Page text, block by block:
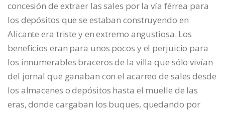
concesión de extraer las sales por la vía férrea para
los depósitos que se estaban construyendo en
Alicante era triste y en extremo angustiosa. Los
beneficios eran para unos pocos y el perjuicio para
los innumerables braceros de la villa que sólo vivían
del jornal que ganaban con el acarreo de sales desde
los almacenes o depósitos hasta el muelle de las
eras, donde cargaban los buques, quedando por